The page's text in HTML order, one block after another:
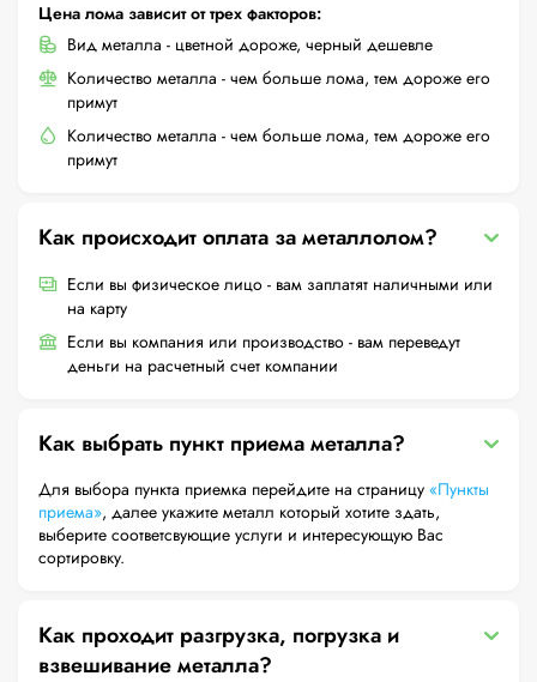
Цена лома зависит от трех факторов:
Вид металла - цветной дороже, черный дешевле
Количество металла - чем больше лома, тем дороже его
примут
Количество металла - чем больше лома, тем дороже его
примут
Как происходит оплата за металлолом?
Если вы физическое лицо - вам заплатят наличными или
на карту
Если вы компания или производство - вам переведут
деньги на расчетный счет компании
Как выбрать пункт приема металла?
Для выбора пункта приемка перейдите на страницу «Пункты
приема», далее укажите металл который хотите здать,
выберите соответсвующие услуги и интересующую Вас
сортировку.
Как проходит разгрузка, погрузка и
взвешивание металла?